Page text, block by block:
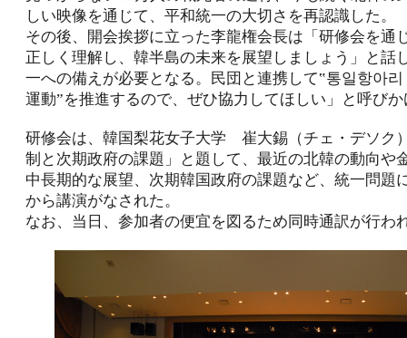
しい映像を通じて、平和統一の大切さを再認識した。
その後、開会挨拶に立った李龍権会長は「研修会を通
正しく理解し、韓半島の未来を展望しましょう」と話
一への備えが必要となる。民団と連携して‟통일항아
運動”を推進するので、ぜひ協力してほしい」と呼び
研修会は、韓国梨花女子大学 崔大錫（チェ・デソク
制と次期政府の課題」と題して、最近の北韓の動向や
中長期的な展望、次期韓国政府の課題など、統一問題
から講演がなされた。
なお、当日、参加者の便宜を図るため同時通訳が行わ